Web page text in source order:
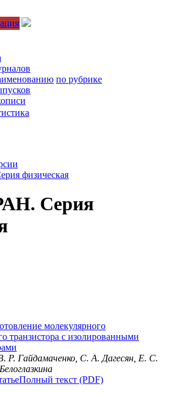
по рубрике
физическая
Серия
молекулярного
транзистора с изолированными
Р. Гайдамаченко, С. А. Дагесян, Е. С.
Полный текст (PDF)